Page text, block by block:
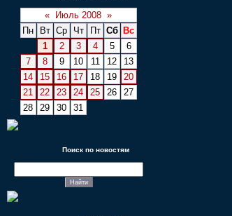
« Июль 2008 »
Пн
Вт Ср Чт Пт Сб
Вс
1
2 3 4 5
6
7
8 9 10 11 12
13
14
15 16 17 18 19
20
21
22 23 24 25 26
27
28
29 30 31
Поиск по новостям